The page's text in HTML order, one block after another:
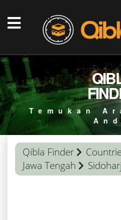
Temukan
Qibla Finder
Jawa Tengah